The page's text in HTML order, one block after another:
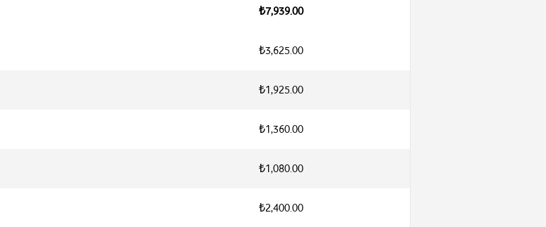
₺7,939.00
₺3,625.00
₺1,925.00
₺1,360.00
₺1,080.00
₺2,400.00